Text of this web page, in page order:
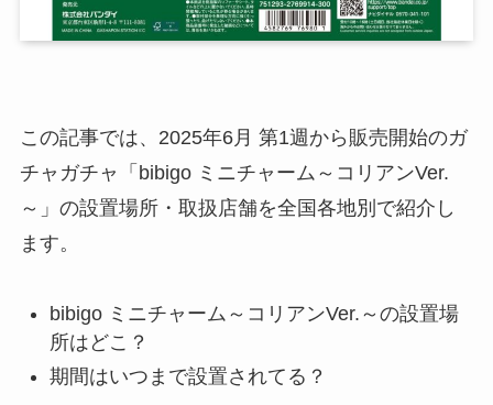
この記事では、2025年6月 第1週から販売開始のガ
チャガチャ「bibigo ミニチャーム～コリアンVer.
～」の設置場所・取扱店舗を全国各地別で紹介し
ます。
bibigo ミニチャーム～コリアンVer.～の設置場
所はどこ？
期間はいつまで設置されてる？